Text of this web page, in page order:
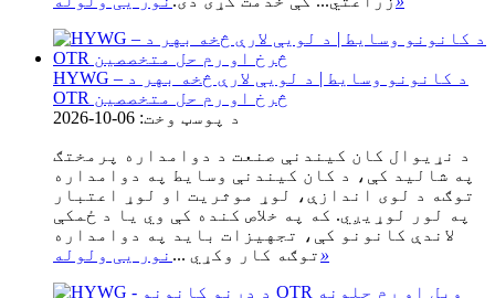
HYWG – د کانونو وسایط | د لویې لارې څخه بهر د
OTR څرخ او رم حل متخصصین
د پوسټ وخت: 06-10-2026
د نړیوال کان کیندنې صنعت د دوامداره پرمختګ
په شالید کې، د کان کیندنې وسایط په دوامداره
توګه د لوی اندازې، لوړ موثریت او لوړ اعتبار
په لور لوړیږي. که په خلاص کنده کې وي یا د ځمکې
لاندې کانونو کې، تجهیزات باید په دوامداره
توګه کار وکړي ... نور یی ولوله »